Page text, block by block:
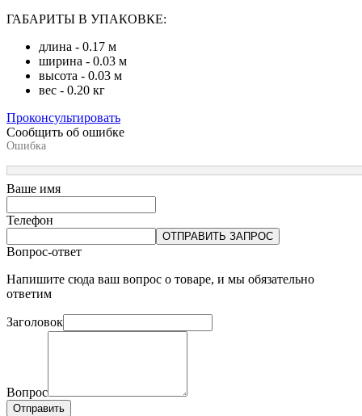
ГАБАРИТЫ В УПАКОВКЕ:
длина - 0.17 м
ширина - 0.03 м
высота - 0.03 м
вес - 0.20 кг
Проконсультировать
Сообщить об ошибке
Ошибка
Ваше имя
Телефон
ОТПРАВИТЬ ЗАПРОС
Вопрос-ответ
Напишите сюда ваш вопрос о товаре, и мы обязательно
ответим
Заголовок
Вопрос
Отправить